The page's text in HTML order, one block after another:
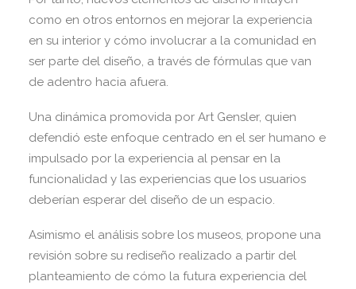
como en otros entornos en mejorar la experiencia
en su interior y cómo involucrar a la comunidad en
ser parte del diseño, a través de fórmulas que van
de adentro hacia afuera.
Una dinámica promovida por Art Gensler, quien
defendió este enfoque centrado en el ser humano e
impulsado por la experiencia al pensar en la
funcionalidad y las experiencias que los usuarios
deberían esperar del diseño de un espacio.
Asimismo el análisis sobre los museos, propone una
revisión sobre su rediseño realizado a partir del
planteamiento de cómo la futura experiencia del